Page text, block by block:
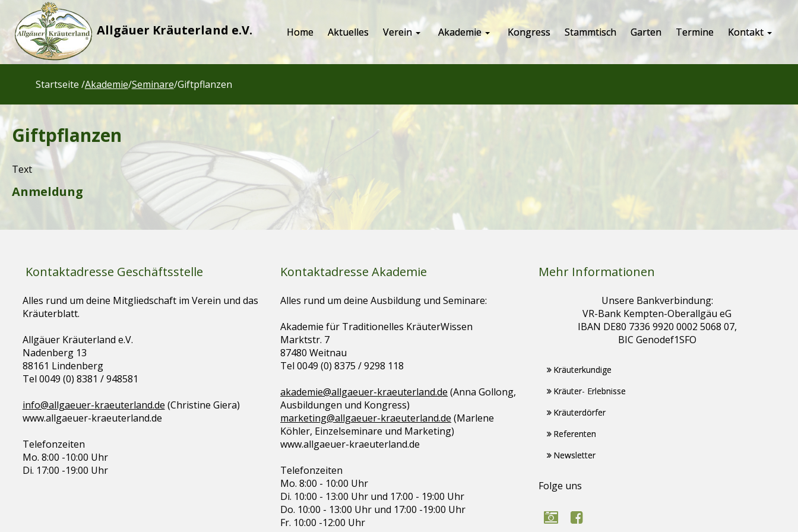
Allgäuer Kräuterland e.V. Home Aktuelles Verein Akademie Kongress Stammtisch Garten Termine Kontakt
Startseite /Akademie/Seminare/Giftpflanzen
Giftpflanzen
Text
Anmeldung
Kontaktadresse Geschäftsstelle
Alles rund um deine Mitgliedschaft im Verein und das
Kräuterblatt.
Allgäuer Kräuterland e.V.
Nadenberg 13
88161 Lindenberg
Tel 0049 (0) 8381 / 948581
info@allgaeuer-kraeuterland.de (Christine Giera)
www.allgaeuer-kraeuterland.de
Telefonzeiten
Mo. 8:00 -10:00 Uhr
Di. 17:00 -19:00 Uhr
Kontaktadresse Akademie
Alles rund um deine Ausbildung und Seminare:
Akademie für Traditionelles KräuterWissen
Marktstr. 7
87480 Weitnau
Tel 0049 (0) 8375 / 9298 118
akademie@allgaeuer-kraeuterland.de (Anna Gollong,
Ausbildungen und Kongress)
marketing@allgaeuer-kraeuterland.de (Marlene
Köhler, Einzelseminare und Marketing)
www.allgaeuer-kraeuterland.de
Telefonzeiten
Mo. 8:00 - 10:00 Uhr
Di. 10:00 - 13:00 Uhr und 17:00 - 19:00 Uhr
Do. 10:00 - 13:00 Uhr und 17:00 -19:00 Uhr
Fr. 10:00 -12:00 Uhr
Mehr Informationen
Unsere Bankverbindung:
VR-Bank Kempten-Oberallgäu eG
IBAN DE80 7336 9920 0002 5068 07,
BIC Genodef1SFO
Kräuterkundige
Kräuter- Erlebnisse
Kräuterdörfer
Referenten
Newsletter
Folge uns